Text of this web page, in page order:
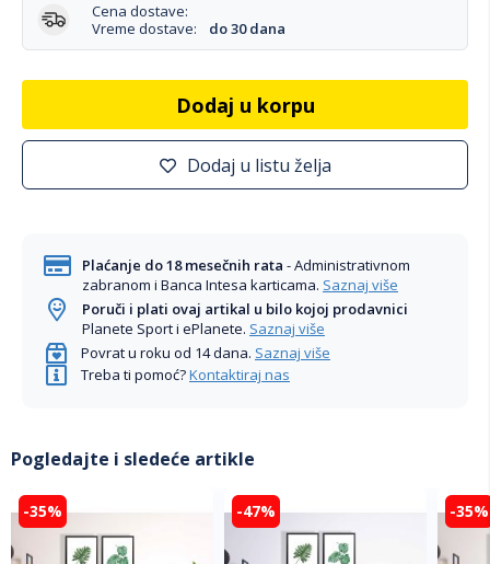
Cena dostave:
Vreme dostave:
do 30 dana
Dodaj u korpu
Dodaj u listu želja
Plaćanje do 18 mesečnih rata - Administrativnom
zabranom i Banca Intesa karticama. Saznaj više
Poruči i plati ovaj artikal u bilo kojoj prodavnici
Planete Sport i ePlanete. Saznaj više
Povrat u roku od 14 dana. Saznaj više
Treba ti pomoć?Kontaktiraj nas
Pogledajte i sledeće artikle
-35% -47% -35%